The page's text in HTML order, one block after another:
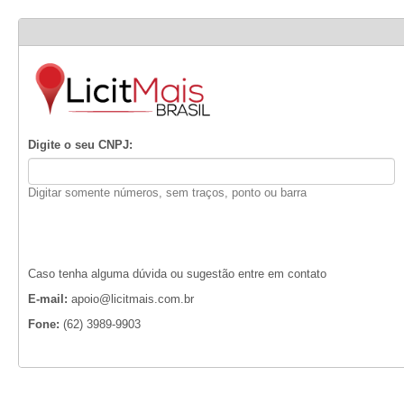
Digite o seu CNPJ:
Digitar somente números, sem traços, ponto ou barra
Caso tenha alguma dúvida ou sugestão entre em contato
E-mail: apoio@licitmais.com.br
Fone: (62) 3989-9903